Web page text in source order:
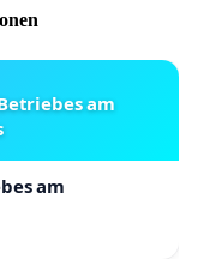
am
am